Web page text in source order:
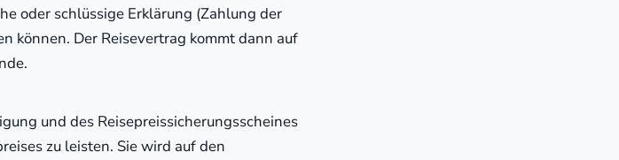
oder schlüssige Erklärung (Zahlung der
können. Der Reisevertrag kommt dann auf
und des Reisepreissicherungsscheines
zu leisten. Sie wird auf den